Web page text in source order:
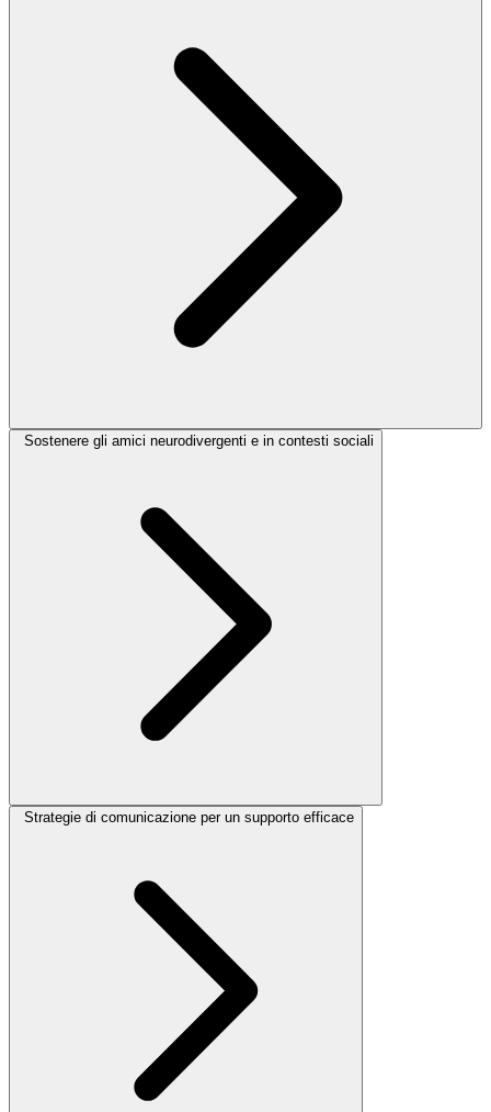
Sostenere gli amici neurodivergenti e in contesti sociali
Strategie di comunicazione per un supporto efficace